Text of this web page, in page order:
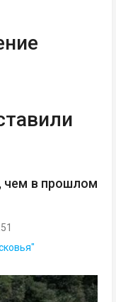
чем в прошлом